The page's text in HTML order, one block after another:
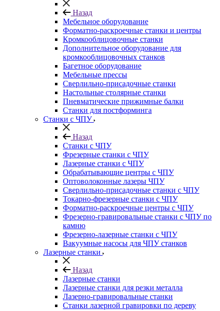
Назад
Мебельное оборудование
Форматно-раскроечные станки и центры
Кромкооблицовочные станки
Дополнительное оборудование для
кромкооблицовочных станков
Багетное оборудование
Мебельные прессы
Сверлильно-присадочные станки
Настольные столярные станки
Пневматические прижимные балки
Станки для постформинга
Станки с ЧПУ
Назад
Станки с ЧПУ
Фрезерные станки с ЧПУ
Лазерные станки с ЧПУ
Обрабатывающие центры с ЧПУ
Оптоволоконные лазеры ЧПУ
Сверлильно-присадочные станки с ЧПУ
Токарно-фрезерные станки с ЧПУ
Форматно-раскроечные центры с ЧПУ
Фрезерно-гравировальные станки с ЧПУ по
камню
Фрезерно-лазерные станки с ЧПУ
Вакуумные насосы для ЧПУ станков
Лазерные станки
Назад
Лазерные станки
Лазерные станки для резки металла
Лазерно-гравировальные станки
Станки лазерной гравировки по дереву